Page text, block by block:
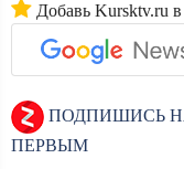
Добавь Kursktv.ru
ПОДПИШИСЬ
ПЕРВЫМ